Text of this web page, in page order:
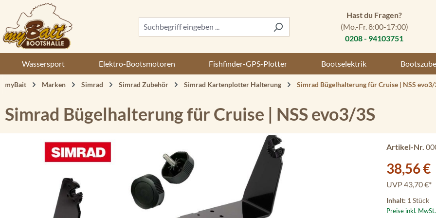
Hauptinhalt springen
Zur Suche springen
Zur Hauptnavigation springen
Hast du Fragen?
(Mo.-Fr. 8:00-17:00)
0208 - 94103751
Wassersport Elektro-Bootsmotoren Fishfinder-GPS-Plotter Bootselektrik
myBait Marken Simrad Simrad Zubehör Simrad Kartenplotter Halterung Simrad Bügelhalterung für Cruise | NSS evo3/
Simrad Bügelhalterung für Cruise | NSS evo3/3S
Artikel-Nr.
Verkaufspreis:
38,56 €
UVP43,70 €*
Inhalt: 1 Stück
Preise inkl.